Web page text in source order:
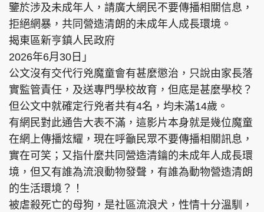
鑒於涉及未成年人，請廣大網民不要傳播相關信息，
拒絕網暴，共同營造清朗的未成年人成長環境。
揭東區新亨鎮人民政府
2026年6月30日」
公文沒有交代行兇魔童會有甚麼懲治，只說由家長落
實監管責任，及送專門學校故育，但底是甚麼學校？
但公文中就確定行兇者共有4名，均未滿14歲。
有網民對此通告大表不滿，這影片本身就是幾位魔童
在網上傳播炫耀，現在呼籲民眾不要傳播相關訊息，
實在可笑；又指什麼共同營造清鑰的未成年人成長環
境，但又有誰為流浪動物發聲，有誰為動物營造清朗
的生活環境？！
被虐殺死亡的母狗，是社區流浪犬，性情十分溫馴，